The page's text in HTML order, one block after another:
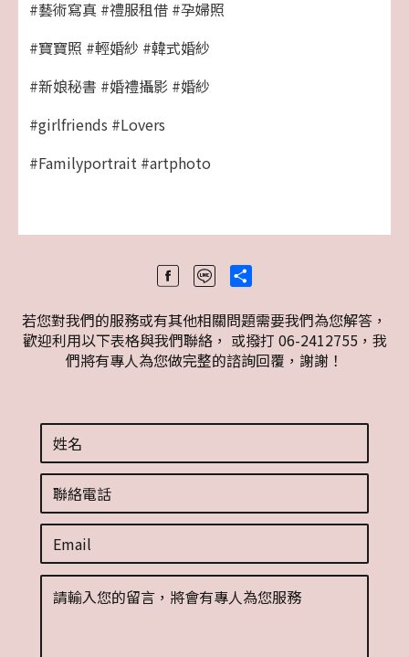
#藝術寫真 #禮服租借 #孕婦照
#寶寶照 #輕婚紗 #韓式婚紗
#新娘秘書 #婚禮攝影 #婚紗
#girlfriends #Lovers
#Familyportrait #artphoto
若您對我們的服務或有其他相關問題需要我們為您解答，
歡迎利用以下表格與我們聯絡， 或撥打 06-2412755，我
們將有專人為您做完整的諮詢回覆，謝謝！